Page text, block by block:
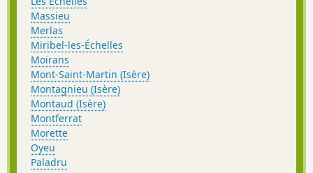
Massieu
Merlas
Miribel-les-Échelles
Moirans
Mont-Saint-Martin (Isère)
Montagnieu (Isère)
Montaud (Isère)
Montferrat
Morette
Oyeu
Paladru